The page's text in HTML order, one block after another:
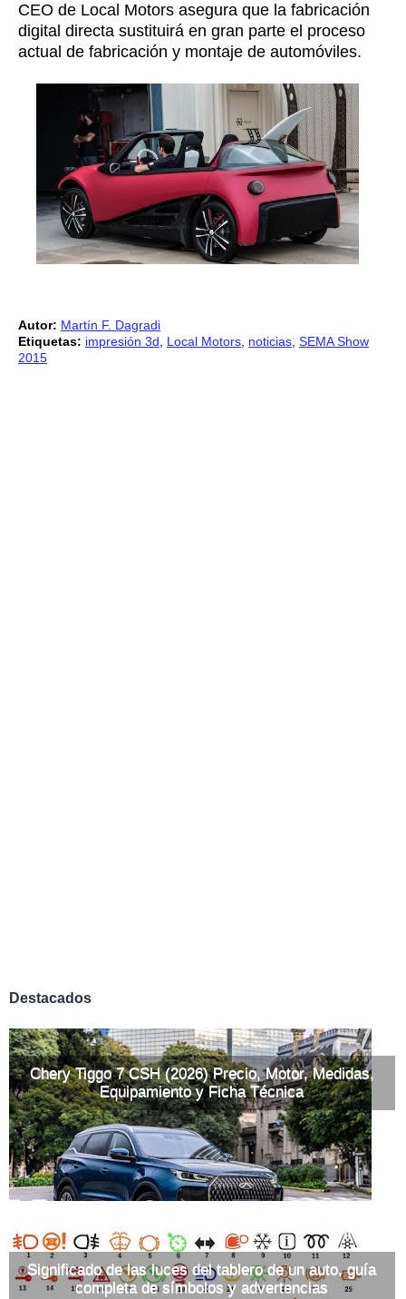
CEO de Local Motors asegura que la fabricación
digital directa sustituirá en gran parte el proceso
actual de fabricación y montaje de automóviles.
Autor: Martín F. Dagradi
Etiquetas: impresión 3d Local Motors noticias SEMA Show
2015
Destacados
Chery Tiggo 7 CSH (2026) Precio, Motor, Medidas,
Equipamiento y Ficha Técnica
Significado de las luces del tablero de un auto, guía
completa de símbolos y advertencias